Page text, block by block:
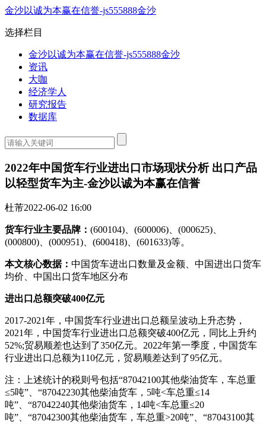
金沙以诚为本赢在信誉-js555888金沙
选择栏目
金沙以诚为本赢在信誉-js555888金沙
资讯
大咖
经济学人
研究报告
数据库
2022年中国货车行业进出口市场现状分析 出口产品
以轻型货车为主-金沙以诚为本赢在信誉
杜芾2022-06-02 16:00
货车行业主要品牌： (600104)、(600006)、(000625)、
(000800)、(000951)、(600418)、(601633)等。
本文核心数据： 中国货车进出口数量及金额、中国进出口货车
均价、中国出口货车地区分布
进出口总额突破400亿元
2017-2021年，中国货车行业进出口总额呈波动上升态势，
2021年，中国货车行业进出口总额突破400亿元，同比上升约
52%;贸易顺差也达到了350亿元。2022年第一季度，中国货车
行业进出口总额为110亿元，贸易顺差达到了95亿元。
注：上述统计的税则号包括“87042100其他柴油货车，车总重
≤5吨”、“87042230其他柴油货车，5吨<车总重≤14
吨”、“87042240其他柴油货车，14吨<车总重≤20
吨”、“87042300其他柴油货车，车总重>20吨”、“87043100其